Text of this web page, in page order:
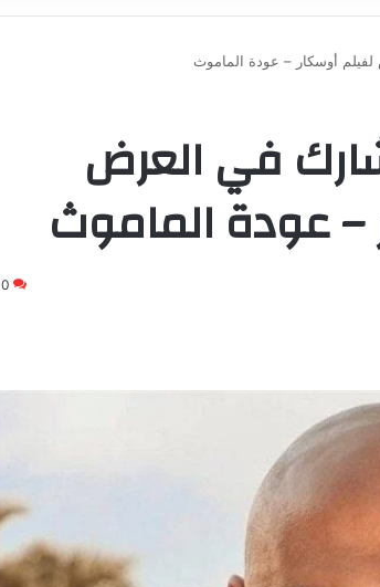
أوسكار – عودة الماموث
في العرض
– عودة الماموث
0